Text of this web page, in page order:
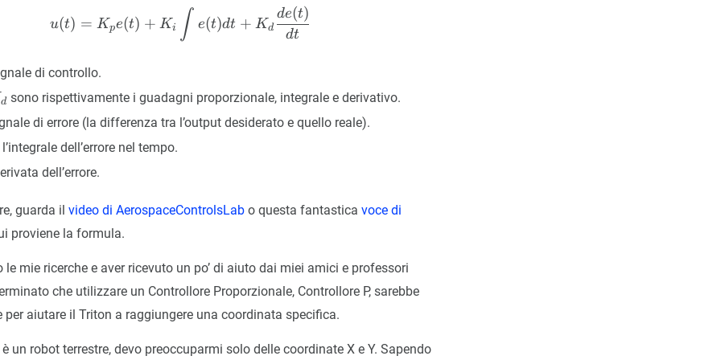
u(t) = K_p e(t) + K_i \int e(t) dt + K_d \frac{de(t)}{dt}
u(t) = Kpe(t) + Ki ∫ e(t)dt + Kd dt
de(t)
di controllo.
d sono rispettivamente i guadagni proporzionale, integrale e derivativo.
di errore (la differenza tra l’output desiderato e quello reale).
l’integrale dell’errore nel tempo.
dell’errore.
guarda il video di AerospaceControlsLab o questa fantastica voce di
proviene la formula.
le mie ricerche e aver ricevuto un po’ di aiuto dai miei amici e professori
che utilizzare un Controllore Proporzionale, Controllore P, sarebbe
aiutare il Triton a raggiungere una coordinata specifica.
un robot terrestre, devo preoccuparmi solo delle coordinate X e Y. Sapendo